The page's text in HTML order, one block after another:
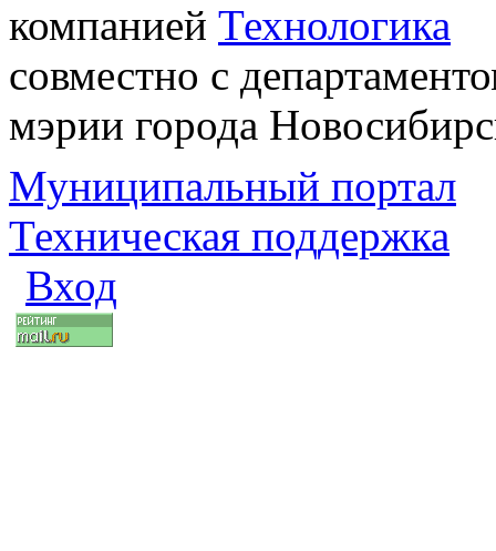
компанией Технологика
совместно с
мэрии города
Муниципальный портал
Техническая поддержка
Вход